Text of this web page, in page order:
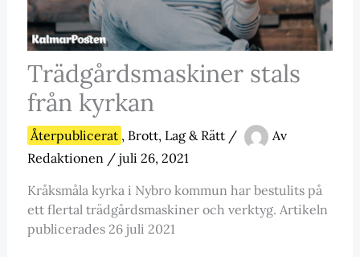
Trädgårdsmaskiner stals
från kyrkan
Återpublicerat , Brott, Lag & Rätt/
Av
Redaktionen / juli 26, 2021
Kråksmåla kyrka i Nybro kommun har bestulits på
ett flertal trädgårdsmaskiner och verktyg. Artikeln
publicerades 26 juli 2021